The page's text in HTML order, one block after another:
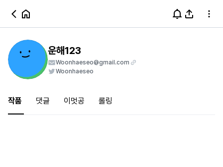
운해123
Woonhaeseo@gmail.com
Woonhaeseo
작품 댓글 이멋공 롤링